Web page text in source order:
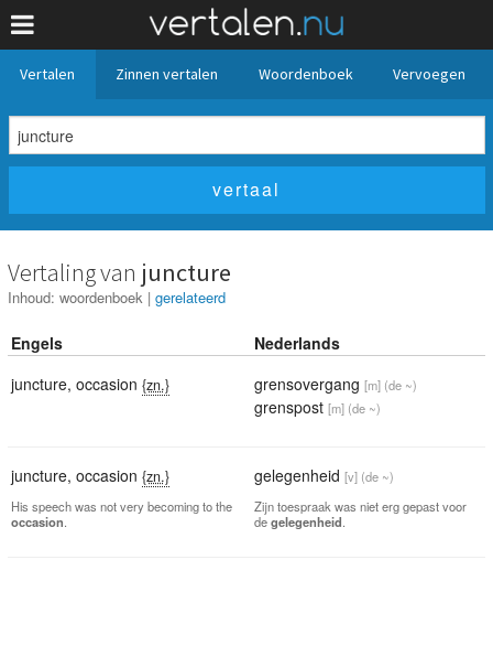
Vertalen Zinnen vertalen Woordenboek Vervoegen
Vertaling van juncture
Inhoud: woordenboek | gerelateerd
Engels
Nederlands
juncture, occasion {zn.} grensovergang [m] (de ~)
grenspost [m] (de ~)
juncture, occasion {zn.} gelegenheid [v] (de ~)
His speech was not very becoming to the
occasion
Zijn toespraak was niet erg gepast voor
degelegenheid